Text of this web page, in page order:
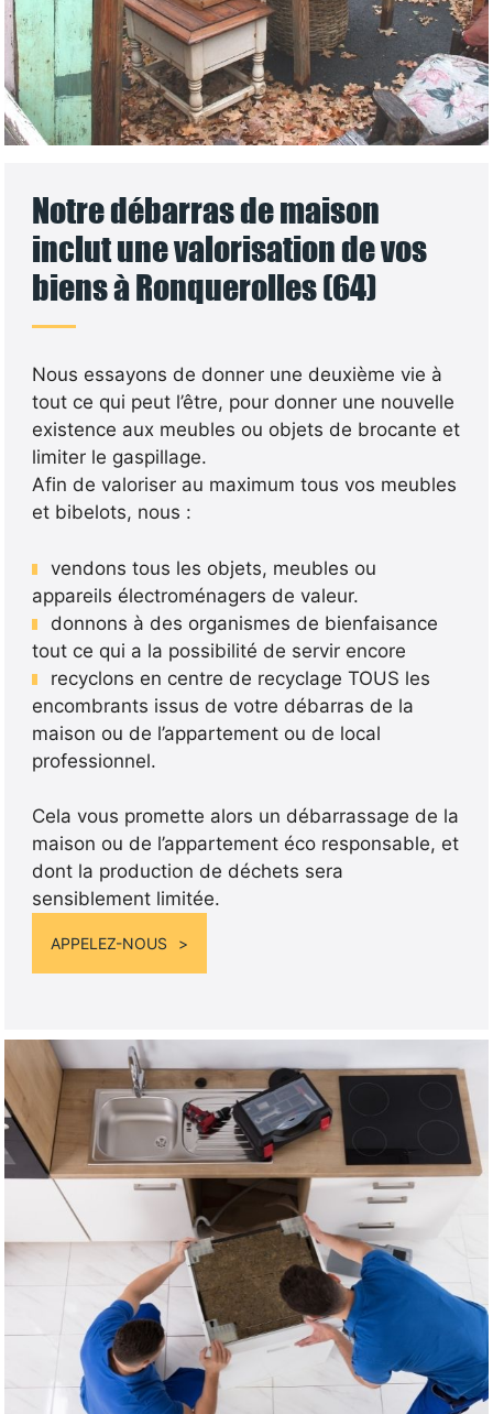
Notre débarras de maison
inclut une valorisation de vos
biens à Ronquerolles (64)
Nous essayons de donner une deuxième vie à
tout ce qui peut l’être, pour donner une nouvelle
existence aux meubles ou objets de brocante et
limiter le gaspillage.
Afin de valoriser au maximum tous vos meubles
et bibelots, nous :
vendons tous les objets, meubles ou
appareils électroménagers de valeur.
donnons à des organismes de bienfaisance
tout ce qui a la possibilité de servir encore
recyclons en centre de recyclage TOUS les
encombrants issus de votre débarras de la
maison ou de l’appartement ou de local
professionnel.
Cela vous promette alors un débarrassage de la
maison ou de l’appartement éco responsable, et
dont la production de déchets sera
sensiblement limitée.
APPELEZ-NOUS